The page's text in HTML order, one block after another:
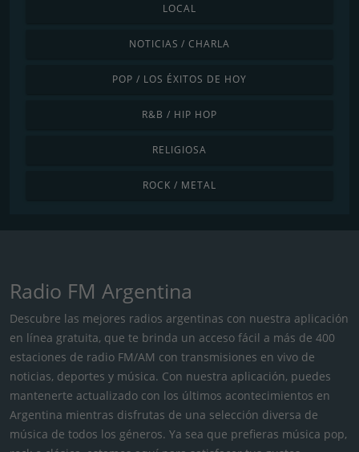
LOCAL
NOTICIAS / CHARLA
POP / LOS ÉXITOS DE HOY
R&B / HIP HOP
RELIGIOSA
ROCK / METAL
Radio FM Argentina
Descubre las mejores radios argentinas con nuestra aplicación
en línea gratuita, que te brinda un acceso fácil a más de 400
estaciones de radio FM/AM con transmisiones en vivo de
noticias, deportes y música. Con nuestra aplicación, puedes
mantenerte actualizado con los últimos acontecimientos en
Argentina mientras disfrutas de una selección diversa de
música de todos los géneros. Ya sea que prefieras música pop,